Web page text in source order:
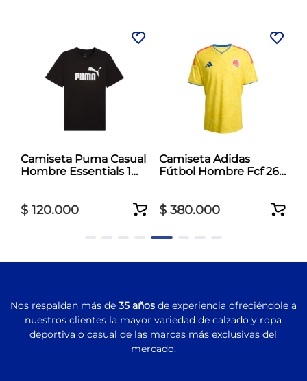
Camiseta Puma Casual
Hombre Essentials 1
$ 120.000
Camiseta Adidas
Fútbol Hombre Fcf 26
$ 380.000
Nos respaldan más de 35 añosde experiencia ofreciéndole a
nuestros clientes la mayor variedad de calzado y ropa
deportiva o casual de las marcas más exclusivas del
mercado.